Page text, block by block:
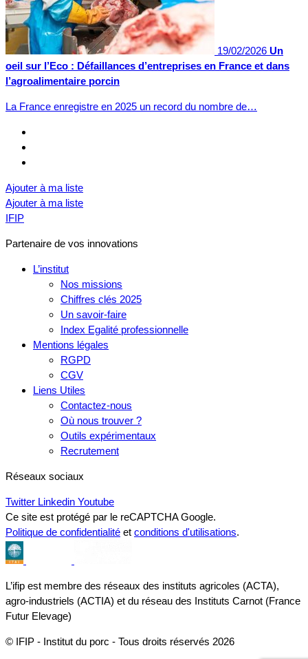
19/02/2026 Un
oeil sur l’Eco : Défaillances d’entreprises en France et dans
l’agroalimentaire porcin
La France enregistre en 2025 un record du nombre de…
Ajouter à ma liste
Ajouter à ma liste
IFIP
Partenaire de vos innovations
L’institut
Nos missions
Chiffres clés 2025
Un savoir-faire
Index Egalité professionnelle
Mentions légales
RGPD
CGV
Liens Utiles
Contactez-nous
Où nous trouver ?
Outils expérimentaux
Recrutement
Réseaux sociaux
Twitter Linkedin Youtube
Ce site est protégé par le reCAPTCHA Google.
Politique de confidentialité et conditions d'utilisations.
L’ifip est membre des réseaux des instituts agricoles (ACTA),
agro-industriels (ACTIA) et du réseau des Instituts Carnot (France
Futur Elevage)
© IFIP - Institut du porc - Tous droits réservés 2026